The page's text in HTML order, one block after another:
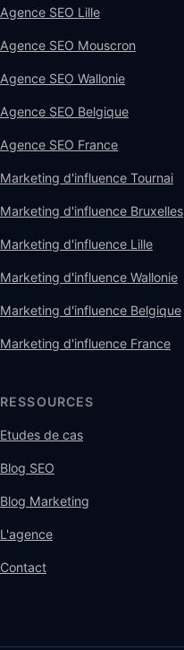
Agence SEO Lille
Agence SEO Mouscron
Agence SEO Wallonie
Agence SEO Belgique
Agence SEO France
Marketing d'influence Tournai
Marketing d'influence Bruxelles
Marketing d'influence Lille
Marketing d'influence Wallonie
Marketing d'influence Belgique
Marketing d'influence France
RESSOURCES
Etudes de cas
Blog SEO
Blog Marketing
L'agence
Contact